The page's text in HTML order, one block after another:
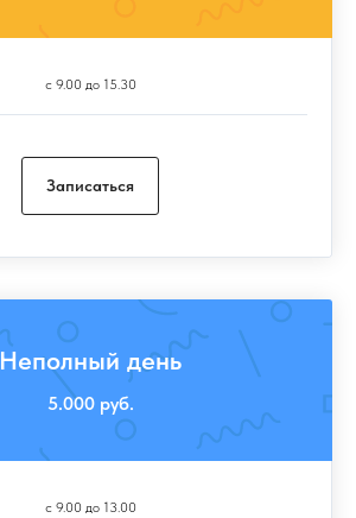
с 9.00 до 15.30
Записаться
Неполный день
5.000 руб.
с 9.00 до 13.00